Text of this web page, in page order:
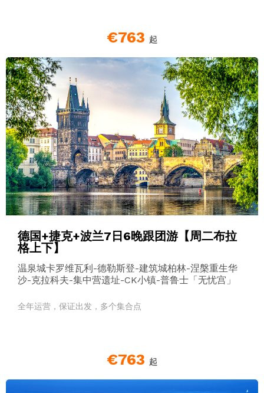
€763 起
德国+捷克+波兰7日6晚跟团游【周二布拉
格上下】
温泉城卡罗维瓦利-德勒斯登-建筑城柏林-涅槃重生华
沙-克拉科夫-集中营遗址-CK小镇-普鲁士「无忧宫」
全年运营，保证出发，多个集合点
€763 起